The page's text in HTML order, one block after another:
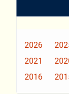
2026
2021
2016